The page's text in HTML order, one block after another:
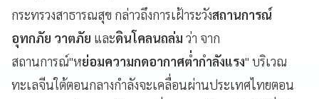
กระทรวงสาธารณสุข กล่าวถึงการเฝ้าระวังสถานการณ์
อุทกภัย วาตภัย และดินโคลนถล่ม ว่า จาก
สถานการณ์"หย่อมความกดอากาศต่ำกำลังแรง" บริเวณ
ทะเลจีนใต้ตอนกลางกำลังจะเคลื่อนผ่านประเทศไทยตอน